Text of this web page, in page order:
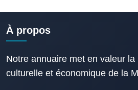
À propos
Notre annuaire met en valeur
culturelle et économique de la